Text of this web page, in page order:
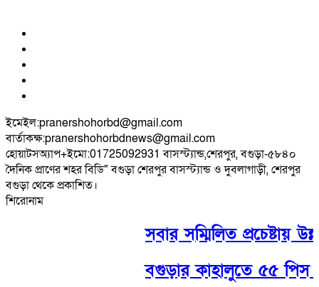
ইমেইল:pranershohorbd@gmail.com
বার্তাকক্ষ:pranershohorbdnews@gmail.com
হোয়াটসঅ্যাপ+ইমো:01725092931 বাসস্ট্যান্ড,শেরপুর, বগুড়া-৫৮৪০
দৈনিক প্রাণের শহর বিডি" বগুড়া শেরপুর বাসস্ট্যান্ড ও দুবলাগাড়ী, শেরপুর
বগুড়া থেকে প্রকাশিত।
শিরোনাম
সবার সম্মিলিত প্রচেষ্টায়
বগুড়ার কাহালুতে ৫৫ পিস